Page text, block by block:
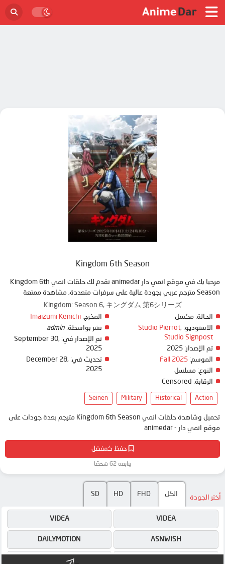
حفظ كمفضل
يتابعه 62 شخصًا
Kingdom 6th Season
مرحبا بك في موقع انمي دار animedar نقدم لك حلقات انمي Kingdom 6th
Season مترجم عربي بجودة عالية على سرفرات متعددة, مشاهدة ممتعة
Kingdom: Season 6, キングダム 第6シリーズ
الحالة: مكتمل
الاستوديو: Studio Pierrot,
Studio Signpost
تم الإصدار:
الموسم: Fall 2025
النوع: مسلسل
الرقابة:
المخرج: Imaizumi Kenichi
نشر بواسطة: admin
تم الإصدار في: September 30,
2025
تحديث في: December 28,
2025
Action
Historical
Military
Seinen
تحميل وشاهدة حلقات انمي Kingdom 6th Season مترجم بعدة جودات على
موقع انمي دار - animedar
أختر الجودة الكل FHD
HD
SD
VIDEA
VIDEA
ASNWISH
DAILYMOTION
VIDEA